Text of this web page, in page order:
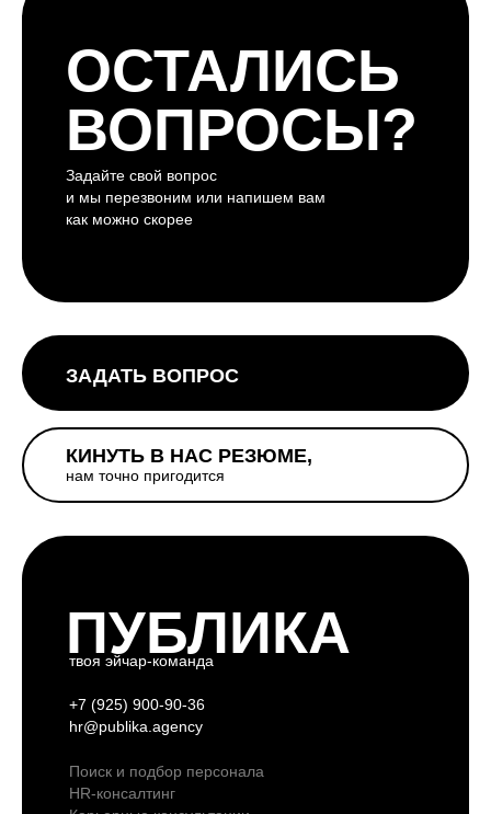
ОСТАЛИСЬ
ВОПРОСЫ?
Задайте свой вопрос
и мы перезвоним или напишем вам
как можно скорее
КИНУТЬ В НАС РЕЗЮМЕ,
нам точно пригодится
ЗАДАТЬ ВОПРОС
ПУБЛИКА
твоя эйчар-команда
+7 (925) 900-90-36
hr@publika.agency
Поиск и подбор персонала
HR-консалтинг